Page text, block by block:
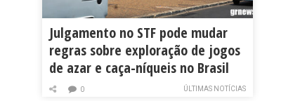
Julgamento no STF pode mudar
regras sobre exploração de jogos
de azar e caça-níqueis no Brasil
ÚLTIMAS NOTÍCIAS
0